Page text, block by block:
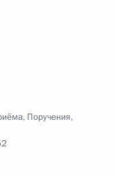
, Поручения,